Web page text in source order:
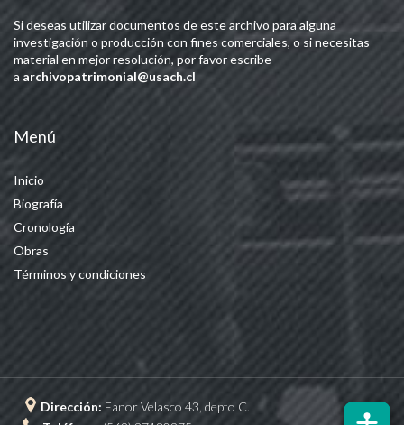
Si deseas utilizar documentos de este archivo para alguna
investigación o producción con fines comerciales, o si necesitas
material en mejor resolución, por favor escribe
a archivopatrimonial@usach.cl
Menú
Inicio
Biografía
Cronología
Obras
Términos y condiciones
Dirección: Fanor Velasco 43, depto C.